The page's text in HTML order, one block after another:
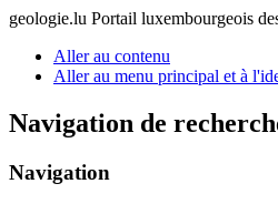
geologie.lu Portail luxembourgeois
Aller au contenu
Aller au menu principal et à
Navigation de
Navigation